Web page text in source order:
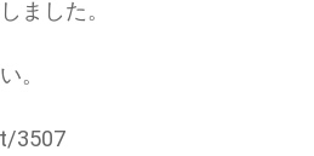
ました。
。
3507